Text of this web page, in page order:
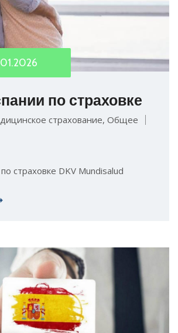
по страховке
страхование, Общее
страховке DKV Mundisalud